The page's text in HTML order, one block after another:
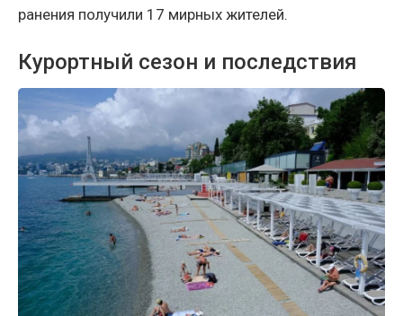
ранения получили 17 мирных жителей.
Курортный сезон и последствия